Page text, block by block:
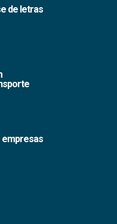
de letras
empresas